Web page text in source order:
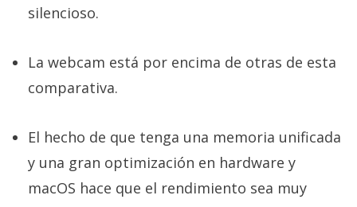
silencioso.
La webcam está por encima de otras de esta
comparativa.
El hecho de que tenga una memoria unificada
y una gran optimización en hardware y
macOS hace que el rendimiento sea muy